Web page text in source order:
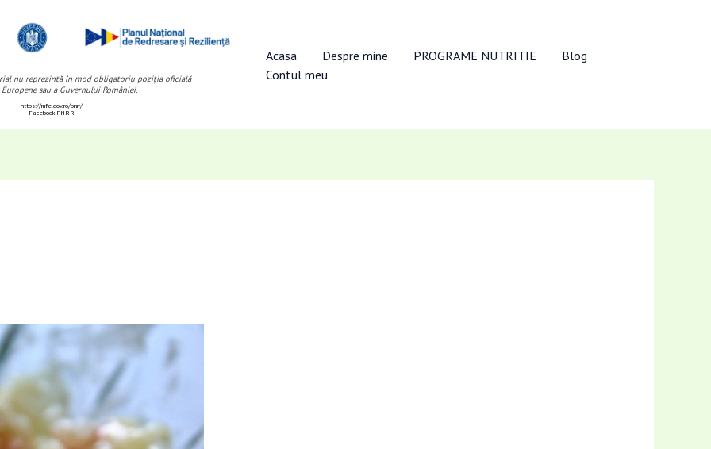
nu reprezintă în mod obligatoriu poziția oficială
sau a Guvernului României.
https://mfe.gov.ro/pnrr/
Facebook PNRR
Acasa Despre mine PROGRAME NUTRITIE
Blog
Contul meu